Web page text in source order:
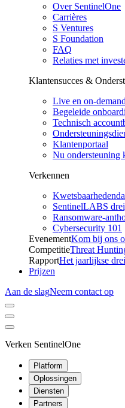
Over SentinelOne
Carrières
S Ventures
S Foundation
FAQ
Relaties met
Klantensucces &
Live en on-
Begeleide
Technisch
Klantenportaal
Nu ondersteuning
Verkennen
SentinelLABS
Ransomware-
Cybersecurity 101
EvenementKom bij ons
CompetitieThreat
RapportHet jaarlijkse
Prijzen
Aan de slagNeem contact op
Verken SentinelOne
Platform
Oplossingen
Diensten
Partners